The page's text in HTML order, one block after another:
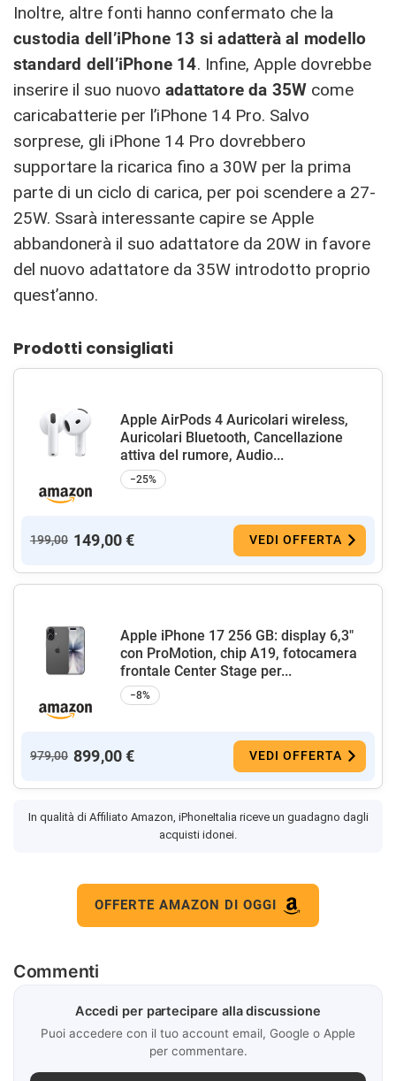
Inoltre, altre fonti hanno confermato che la
custodia dell’iPhone 13 si adatterà al modello
standard dell’iPhone 14. Infine, Apple dovrebbe
inserire il suo nuovo adattatore da 35W come
caricabatterie per l’iPhone 14 Pro. Salvo
sorprese, gli iPhone 14 Pro dovrebbero
supportare la ricarica fino a 30W per la prima
parte di un ciclo di carica, per poi scendere a 27-
25W. Ssarà interessante capire se Apple
abbandonerà il suo adattatore da 20W in favore
del nuovo adattatore da 35W introdotto proprio
quest’anno.
Prodotti consigliati
Apple AirPods 4 Auricolari wireless,
Auricolari Bluetooth, Cancellazione
attiva del rumore, Audio...
−25%
199,00 149,00 € VEDI OFFERTA
Apple iPhone 17 256 GB: display 6,3"
con ProMotion, chip A19, fotocamera
frontale Center Stage per...
−8%
979,00 899,00 € VEDI OFFERTA
In qualità di Affiliato Amazon, iPhoneItalia riceve un guadagno dagli
acquisti idonei.
OFFERTE AMAZON DI OGGI
Commenti
Accedi per partecipare alla discussione
Puoi accedere con il tuo account email, Google o Apple
per commentare.